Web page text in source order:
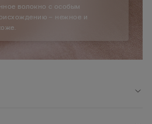
волокно с особым
– нежное и